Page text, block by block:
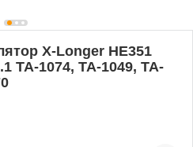
X-Longer HE351
TA-1074, TA-1049, TA-